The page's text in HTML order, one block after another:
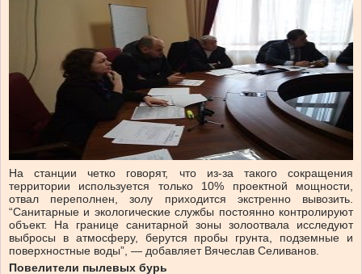
На станции четко говорят, что из-за такого сокращения
территории используется только 10% проектной мощности,
отвал переполнен, золу приходится экстренно вывозить.
“Санитарные и экологические службы постоянно контролируют
объект. На границе санитарной зоны золоотвала исследуют
выбросы в атмосферу, берутся пробы грунта, подземные и
поверхностные воды”, — добавляет Вячеслав Селиванов.
Повелители пылевых бурь